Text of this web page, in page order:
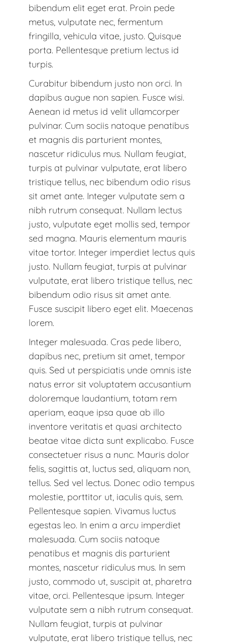
bibendum elit eget erat. Proin pede
metus, vulputate nec, fermentum
fringilla, vehicula vitae, justo. Quisque
porta. Pellentesque pretium lectus id
turpis.
Curabitur bibendum justo non orci. In
dapibus augue non sapien. Fusce wisi.
Aenean id metus id velit ullamcorper
pulvinar. Cum sociis natoque penatibus
et magnis dis parturient montes,
nascetur ridiculus mus. Nullam feugiat,
turpis at pulvinar vulputate, erat libero
tristique tellus, nec bibendum odio risus
sit amet ante. Integer vulputate sem a
nibh rutrum consequat. Nullam lectus
justo, vulputate eget mollis sed, tempor
sed magna. Mauris elementum mauris
vitae tortor. Integer imperdiet lectus quis
justo. Nullam feugiat, turpis at pulvinar
vulputate, erat libero tristique tellus, nec
bibendum odio risus sit amet ante.
Fusce suscipit libero eget elit. Maecenas
lorem.
Integer malesuada. Cras pede libero,
dapibus nec, pretium sit amet, tempor
quis. Sed ut perspiciatis unde omnis iste
natus error sit voluptatem accusantium
doloremque laudantium, totam rem
aperiam, eaque ipsa quae ab illo
inventore veritatis et quasi architecto
beatae vitae dicta sunt explicabo. Fusce
consectetuer risus a nunc. Mauris dolor
felis, sagittis at, luctus sed, aliquam non,
tellus. Sed vel lectus. Donec odio tempus
molestie, porttitor ut, iaculis quis, sem.
Pellentesque sapien. Vivamus luctus
egestas leo. In enim a arcu imperdiet
malesuada. Cum sociis natoque
penatibus et magnis dis parturient
montes, nascetur ridiculus mus. In sem
justo, commodo ut, suscipit at, pharetra
vitae, orci. Pellentesque ipsum. Integer
vulputate sem a nibh rutrum consequat.
Nullam feugiat, turpis at pulvinar
vulputate, erat libero tristique tellus, nec